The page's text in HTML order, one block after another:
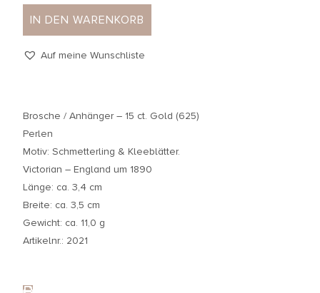
IN DEN WARENKORB
Auf meine Wunschliste
Brosche / Anhänger – 15 ct. Gold (625)
Perlen
Motiv: Schmetterling & Kleeblätter.
Victorian – England um 1890
Länge: ca. 3,4 cm
Breite: ca. 3,5 cm
Gewicht: ca. 11,0 g
Artikelnr.: 2021